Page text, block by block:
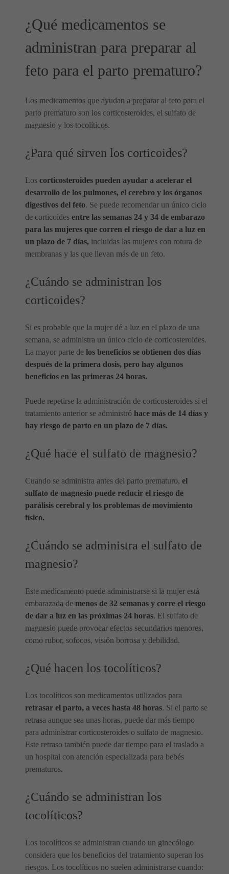
¿Qué medicamentos se
administran para preparar al
feto para el parto prematuro?
Los medicamentos que ayudan a preparar al feto para el
parto prematuro son los corticosteroides, el sulfato de
magnesio y los tocolíticos.
¿Para qué sirven los corticoides?
Los corticosteroides pueden ayudar a acelerar el
desarrollo de los pulmones, el cerebro y los órganos
digestivos del feto. Se puede recomendar un único ciclo
de corticoides entre las semanas 24 y 34 de embarazo
para las mujeres que corren el riesgo de dar a luz en
un plazo de 7 días, incluidas las mujeres con rotura de
membranas y las que llevan más de un feto.
¿Cuándo se administran los
corticoides?
Si es probable que la mujer dé a luz en el plazo de una
semana, se administra un único ciclo de corticosteroides.
La mayor parte de los beneficios se obtienen dos días
después de la primera dosis, pero hay algunos
beneficios en las primeras 24 horas.
Puede repetirse la administración de corticosteroides si el
tratamiento anterior se administró hace más de 14 días y
hay riesgo de parto en un plazo de 7 días.
¿Qué hace el sulfato de magnesio?
Cuando se administra antes del parto prematuro, el
sulfato de magnesio puede reducir el riesgo de
parálisis cerebral y los problemas de movimiento
físico.
¿Cuándo se administra el sulfato de
magnesio?
Este medicamento puede administrarse si la mujer está
embarazada de menos de 32 semanas y corre el riesgo
de dar a luz en las próximas 24 horas. El sulfato de
magnesio puede provocar efectos secundarios menores,
como rubor, sofocos, visión borrosa y debilidad.
¿Qué hacen los tocolíticos?
Los tocolíticos son medicamentos utilizados para
retrasar el parto, a veces hasta 48 horas. Si el parto se
retrasa aunque sea unas horas, puede dar más tiempo
para administrar corticosteroides o sulfato de magnesio.
Este retraso también puede dar tiempo para el traslado a
un hospital con atención especializada para bebés
prematuros.
¿Cuándo se administran los
tocolíticos?
Los tocolíticos se administran cuando un ginecólogo
considera que los beneficios del tratamiento superan los
riesgos. Los tocolíticos no suelen administrarse cuando: